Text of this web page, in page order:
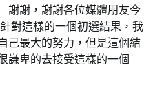
謝謝，謝謝各位媒體朋友今
對這樣的一個初選結果，我
己最大的努力，但是這個結
謙卑的去接受這樣的一個